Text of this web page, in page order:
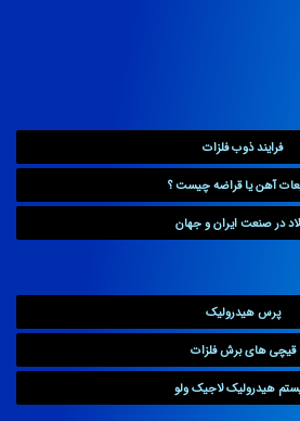
فرایند ذوب فلزات
آهن یا قراضه چیست ؟
در صنعت ایران و جهان
پرس هیدرولیک
قیچی های برش فلزات
هیدرولیک لاجیک ولو